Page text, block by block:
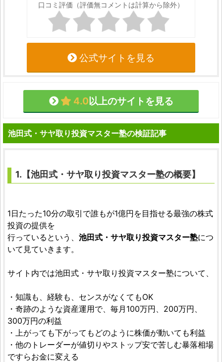
口コミ評価（評価無コメントは計算から除外）
公式サイトを見る
4.0以上のサイトを見る
池田式・サヤ取り投資マスター塾の検証記事
1.【池田式・サヤ取り投資マスター塾の概要】
1日たった10分の取引で誰もが1億円を目指せる最強の株式
投資の提供を
行っているという、 池田式・サヤ取り投資マスター塾につ
いて見ていきます。
サイト内では池田式・サヤ取り投資マスター塾について、
・知識も、経験も、センスがなくてもOK
・奇跡のような資産運用で、毎月100万円、200万円、
300万円の利益
・上がっても下がってもどのように株価が動いても利益
・他のトレーダーが値切りやストップ安で苦しむ暴落相場
ですらお金に変える